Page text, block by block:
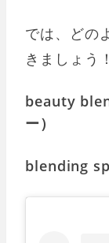
では、どの
きましょう！
beauty
ー）
blending